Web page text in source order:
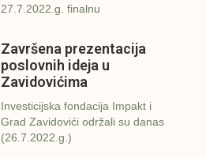
27.7.2022.g. finalnu
Završena prezentacija
poslovnih ideja u
Zavidovićima
Investicijska fondacija Impakt i
Grad Zavidovići održali su danas
(26.7.2022.g.)